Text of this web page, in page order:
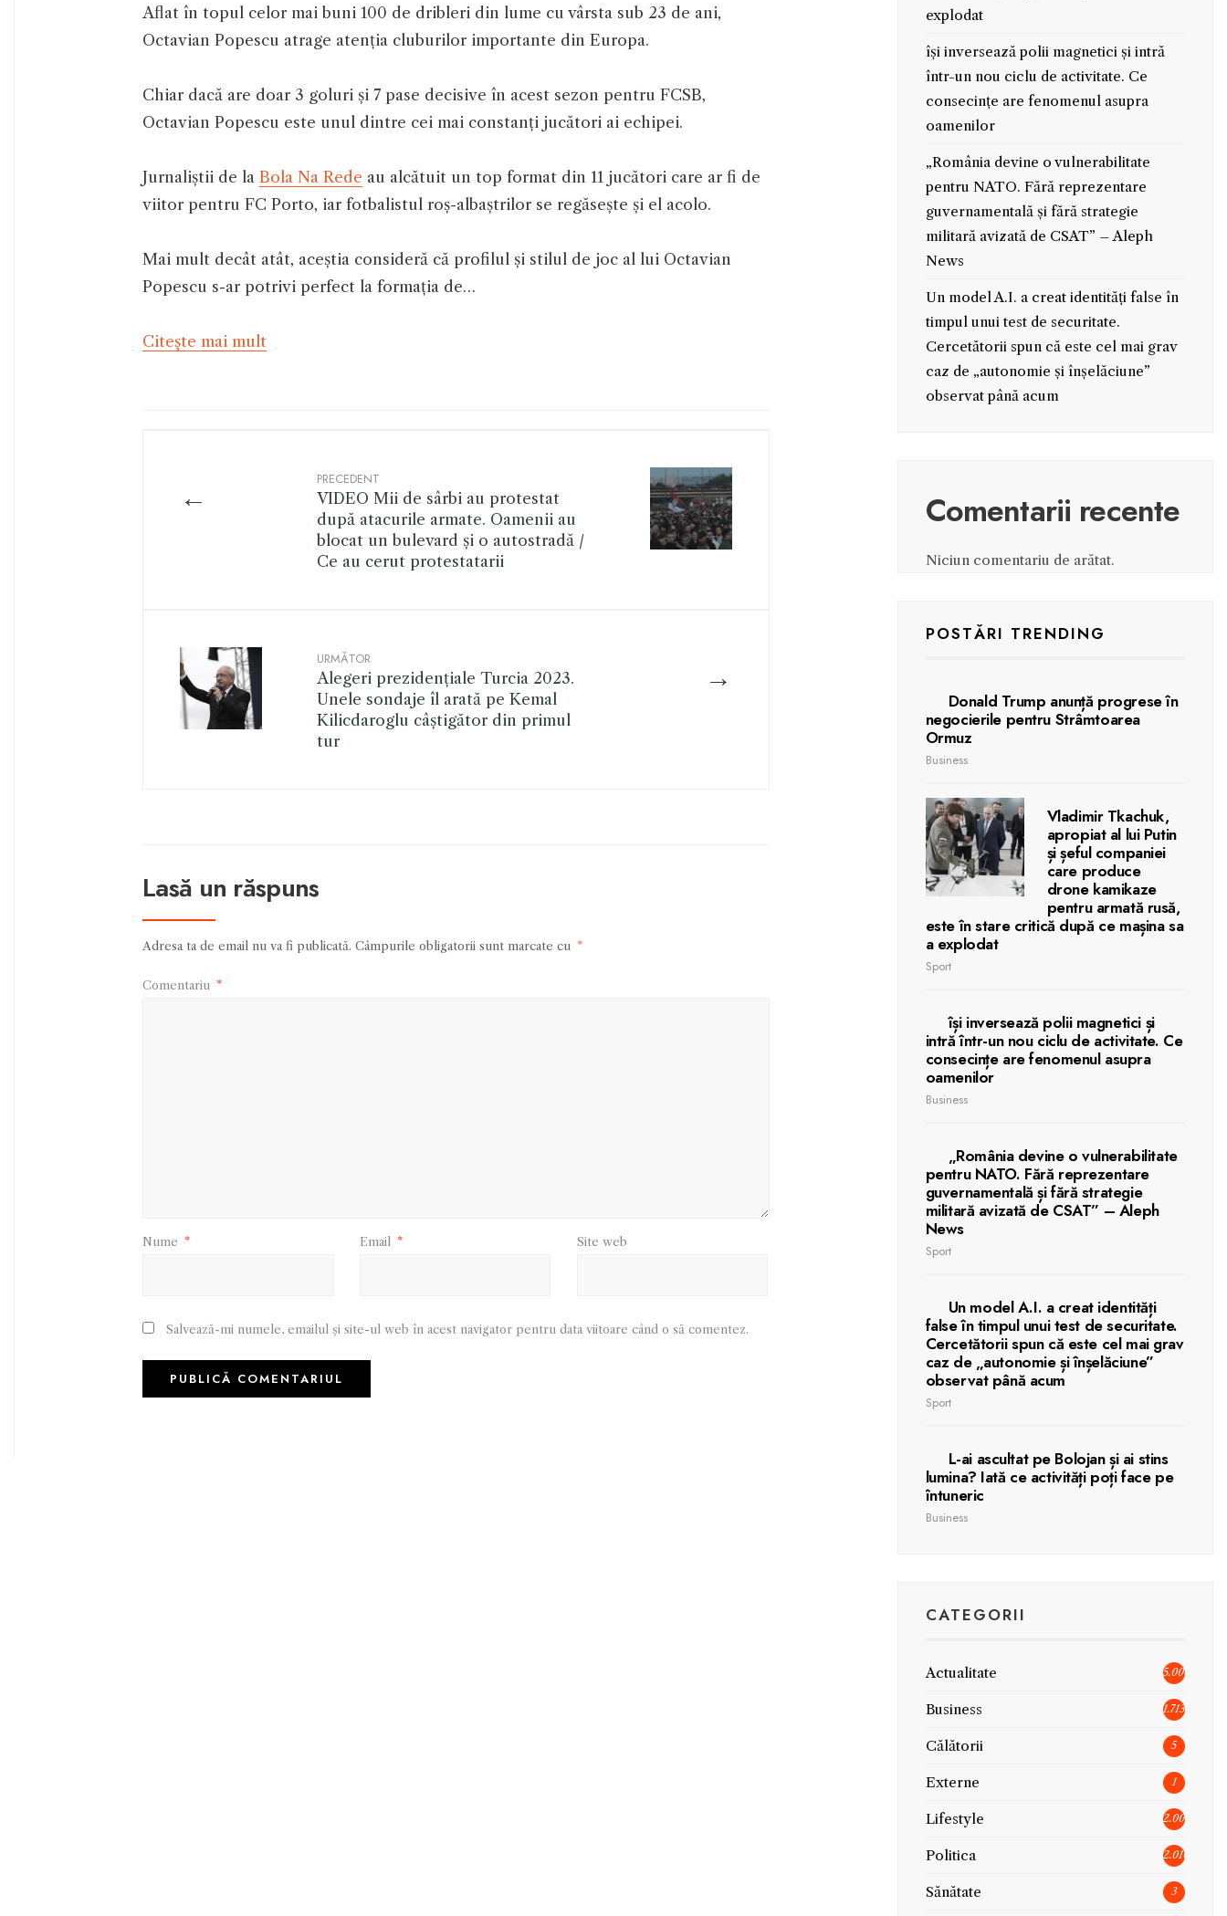
Aflat în topul celor mai buni 100 de dribleri din lume cu vârsta sub 23 de ani,
Octavian Popescu atrage atenția cluburilor importante din Europa.
Chiar dacă are doar 3 goluri și 7 pase decisive în acest sezon pentru FCSB,
Octavian Popescu este unul dintre cei mai constanți jucători ai echipei.
Jurnaliștii de la Bola Na Rede au alcătuit un top format din 11 jucători care ar fi de
viitor pentru FC Porto, iar fotbalistul roș-albaștrilor se regăsește și el acolo.
Mai mult decât atât, aceștia consideră că profilul și stilul de joc al lui Octavian
Popescu s-ar potrivi perfect la formația de…
Citeşte mai mult
←
PRECEDENT
VIDEO Mii de sârbi au protestat
după atacurile armate. Oamenii au
blocat un bulevard și o autostradă /
Ce au cerut protestatarii
→
URMĂTOR
Alegeri prezidențiale Turcia 2023.
Unele sondaje îl arată pe Kemal
Kilicdaroglu câștigător din primul
tur
Lasă un răspuns
Adresa ta de email nu va fi publicată. Câmpurile obligatorii sunt marcate cu *
Comentariu *
Nume * Email * Site web
Salvează-mi numele, emailul și site-ul web în acest navigator pentru data viitoare când o să comentez.
explodat
își inversează polii magnetici și intră
într-un nou ciclu de activitate. Ce
consecințe are fenomenul asupra
oamenilor
„România devine o vulnerabilitate
pentru NATO. Fără reprezentare
guvernamentală și fără strategie
militară avizată de CSAT” – Aleph
News
Un model A.I. a creat identități false în
timpul unui test de securitate.
Cercetătorii spun că este cel mai grav
caz de „autonomie și înșelăciune”
observat până acum
Comentarii recente
Niciun comentariu de arătat.
POSTĂRI TRENDING
Donald Trump anunță progrese în
negocierile pentru Strâmtoarea
Ormuz
Business
Vladimir Tkachuk,
apropiat al lui Putin
și șeful companiei
care produce
drone kamikaze
pentru armată rusă,
este în stare critică după ce mașina sa
a explodat
Sport
își inversează polii magnetici și
intră într-un nou ciclu de activitate. Ce
consecințe are fenomenul asupra
oamenilor
Business
„România devine o vulnerabilitate
pentru NATO. Fără reprezentare
guvernamentală și fără strategie
militară avizată de CSAT” – Aleph
News
Sport
Un model A.I. a creat identități
false în timpul unui test de securitate.
Cercetătorii spun că este cel mai grav
caz de „autonomie și înșelăciune”
observat până acum
Sport
L-ai ascultat pe Bolojan și ai stins
lumina? Iată ce activități poți face pe
întuneric
Business
CATEGORII
Actualitate 5.006
Business 1.713
Călătorii 5
Externe 1
Lifestyle 2.005
Politica 2.010
Sănătate 3